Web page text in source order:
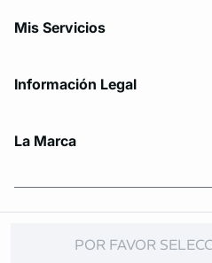
POR FAVOR
Mis Servicios
Información Legal
La Marca